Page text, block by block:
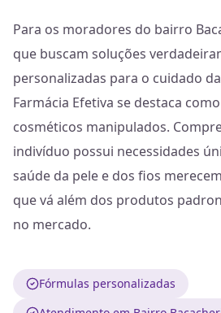
Para os moradores do bairro
que buscam soluções
personalizadas para o cuidado
Farmácia Efetiva se destaca
cosméticos manipulados.
indivíduo possui necessidades
saúde da pele e dos fios
que vá além dos produtos
no mercado.
Fórmulas personalizadas